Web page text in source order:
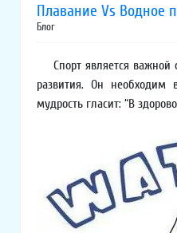
Плавание Vs Водное
Блог
Спорт является важной
развития. Он необходим
мудрость гласит: “В